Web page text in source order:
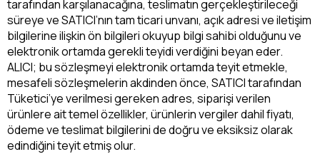
tarafından karşılanacağına, teslimatın gerçekleştirileceği
süreye ve SATICI’nın tam ticari unvanı, açık adresi ve iletişim
bilgilerine ilişkin ön bilgileri okuyup bilgi sahibi olduğunu ve
elektronik ortamda gerekli teyidi verdiğini beyan eder.
ALICI; bu sözleşmeyi elektronik ortamda teyit etmekle,
mesafeli sözleşmelerin akdinden önce, SATICI tarafından
Tüketici’ye verilmesi gereken adres, siparişi verilen
ürünlere ait temel özellikler, ürünlerin vergiler dahil fiyatı,
ödeme ve teslimat bilgilerini de doğru ve eksiksiz olarak
edindiğini teyit etmiş olur.